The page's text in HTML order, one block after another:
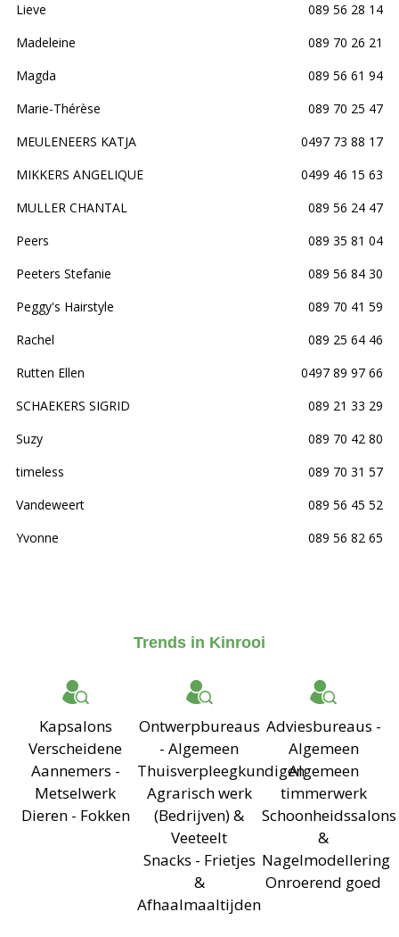
Lieve
089 56 28 14
Madeleine
089 70 26 21
Magda
089 56 61 94
Marie-Thérèse
089 70 25 47
MEULENEERS KATJA
0497 73 88 17
MIKKERS ANGELIQUE
0499 46 15 63
MULLER CHANTAL
089 56 24 47
Peers
089 35 81 04
Peeters Stefanie
089 56 84 30
Peggy's Hairstyle
089 70 41 59
Rachel
089 25 64 46
Rutten Ellen
0497 89 97 66
SCHAEKERS SIGRID
089 21 33 29
Suzy
089 70 42 80
timeless
089 70 31 57
Vandeweert
089 56 45 52
Yvonne
089 56 82 65
Trends in Kinrooi
Kapsalons
Verscheidene
Aannemers -
Metselwerk
Dieren - Fokken
Ontwerpbureaus
- Algemeen
Thuisverpleegkundigen
Agrarisch werk
(Bedrijven) &
Veeteelt
Snacks - Frietjes
&
Afhaalmaaltijden
Adviesbureaus -
Algemeen
Algemeen
timmerwerk
Schoonheidssalons
&
Nagelmodellering
Onroerend goed